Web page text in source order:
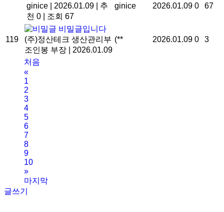
ginice
2026.01.09
추
천 0
조회 67
ginice 2026.01.09 0 67
119
비밀글입니다
(주)정산테크 생산관리부
조인봉 부장
2026.01.09
(** 2026.01.09 0 3
처음
«
1
2
3
4
5
6
7
8
9
10
»
마지막
글쓰기